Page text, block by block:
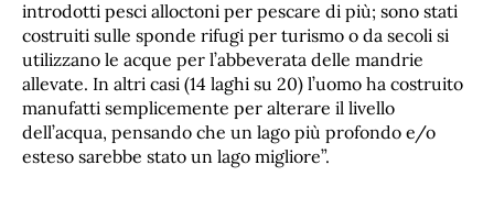
introdotti pesci alloctoni per pescare di più; sono stati
costruiti sulle sponde rifugi per turismo o da secoli si
utilizzano le acque per l’abbeverata delle mandrie
allevate. In altri casi (14 laghi su 20) l’uomo ha costruito
manufatti semplicemente per alterare il livello
dell’acqua, pensando che un lago più profondo e/o
esteso sarebbe stato un lago migliore”.